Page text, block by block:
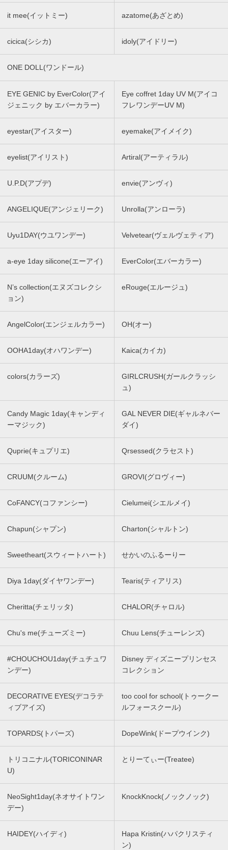
it mee(イットミー) azatome(あざとめ)
cicica(シシカ) idoly(アイドリー)
ONE DOLL(ワンドール)
EYE GENIC by EverColor(アイ
ジェニック by エバーカラー)
Eye coffret 1day UV M(アイコ
フレワンデーUV M)
eyestar(アイスター) eyemake(アイメイク)
eyelist(アイリスト) Artiral(アーティラル)
U.P.D(アプデ) envie(アンヴィ)
ANGELIQUE(アンジェリーク) Unrolla(アンローラ)
Uyu1DAY(ウユワンデー) Velvetear(ヴェルヴェティア)
a-eye 1day silicone(エーアイ) EverColor(エバーカラー)
N’s collection(エヌズコレクシ
ョン)
eRouge(エルージュ)
AngelColor(エンジェルカラー) OH(オー)
OOHA1day(オハワンデー) Kaica(カイカ)
colors(カラーズ)
GIRLCRUSH(ガールクラッシ
ュ)
Candy Magic 1day(キャンディ
ーマジック)
GAL NEVER DIE(ギャルネバー
ダイ)
Quprie(キュプリエ) Qrsessed(クラセスト)
CRUUM(クルーム) GROVI(グロヴィー)
CoFANCY(コファンシー) Cielumei(シエルメイ)
Chapun(シャプン) Charton(シャルトン)
Sweetheart(スウィートハート) せかいのふるーりー
Diya 1day(ダイヤワンデー) Tearis(ティアリス)
Cheritta(チェリッタ) CHALOR(チャロル)
Chu's me(チューズミー) Chuu Lens(チューレンズ)
#CHOUCHOU1day(チュチュワ
ンデー)
Disney ディズニープリンセス
コレクション
DECORATIVE EYES(デコラテ
ィブアイズ)
too cool for school(トゥークー
ルフォースクール)
TOPARDS(トパーズ) DopeWink(ドープウインク)
トリコニナル(TORICONINAR
U)
とりーてぃー(Treatee)
NeoSight1day(ネオサイトワン
デー)
KnockKnock(ノックノック)
HAIDEY(ハイディ)
Hapa Kristin(ハパクリスティ
ン)